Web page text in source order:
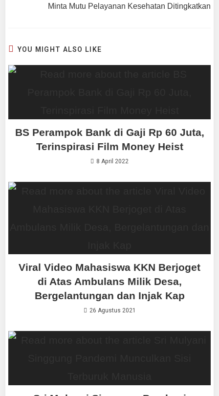
Minta Mutu Pelayanan Kesehatan Ditingkatkan
YOU MIGHT ALSO LIKE
BS Perampok Bank di Gaji Rp 60 Juta,
Terinspirasi Film Money Heist
8 April 2022
Viral Video Mahasiswa KKN Berjoget
di Atas Ambulans Milik Desa,
Bergelantungan dan Injak Kap
26 Agustus 2021